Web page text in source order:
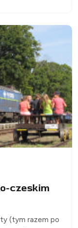
czeskim
(tym razem po